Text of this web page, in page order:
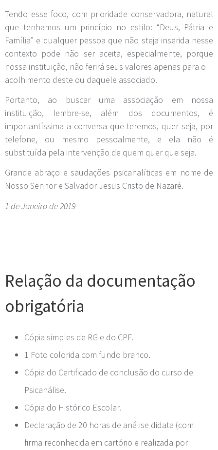
Tendo esse foco, com prioridade conservadora, natural
que tenhamos um princípio no estilo: “Deus, Pátria e
Família” e qualquer pessoa que não steja inserida nesse
contexto pode não ser aceita, especialmente, porque
nossa instituição, não ferirá seus valores apenas para o
acolhimento deste ou daquele associado.
Portanto, ao buscar uma associação em nossa
instituição, lembre-se, além dos documentos, é
importantíssima a conversa que teremos, quer seja, por
telefone, ou mesmo pessoalmente, e ela não é
substituída pela intervenção de quem quer que seja.
Grande abraço e saudações psicanalíticas em nome de
Nosso Senhor e Salvador Jesus Cristo de Nazaré.
1 de Janeiro de 2019
Relação da documentação
obrigatória
Cópia simples de RG e do CPF.
1 Foto colorida com fundo branco.
Cópia do Certificado de conclusão do curso de
Psicanálise.
Cópia do Histórico Escolar.
Declaração de 20 horas de análise didata (com
firma reconhecida em cartório e realizada por